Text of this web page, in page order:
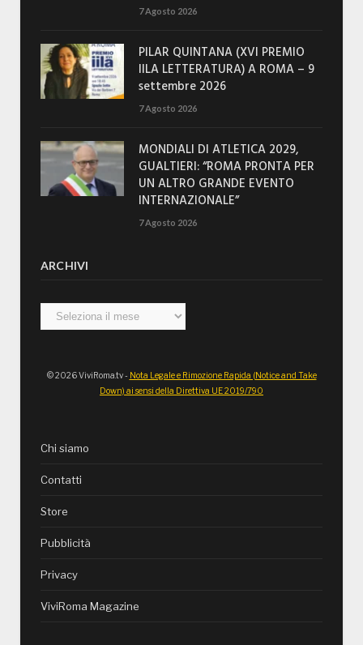
7 Agosto 2026
PILAR QUINTANA (XVI PREMIO
IILA LETTERATURA) A ROMA – 9
settembre 2026
7 Agosto 2026
MONDIALI DI ATLETICA 2029,
GUALTIERI: “ROMA PRONTA PER
UN ALTRO GRANDE EVENTO
INTERNAZIONALE”
7 Agosto 2026
ARCHIVI
Archivi
© 2026 ViviRoma.tv - Nota Legale e Rimozione Rapida (Notice and Take
Down) ai sensi della Direttiva UE 2019/790
Chi siamo
Contatti
Store
Pubblicità
Privacy
ViviRoma Magazine